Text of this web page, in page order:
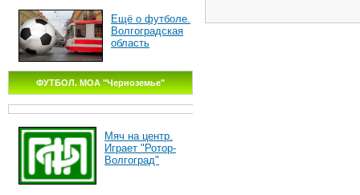
Ещё о футболе.
Волгоградская
область
ФУТБОЛ. МОА "Черноземье"
Мяч на центр.
Играет "Ротор-
Волгоград"